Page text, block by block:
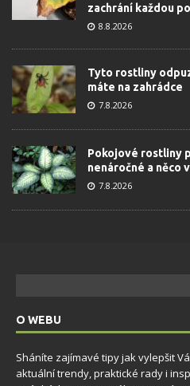
zachrání každou
8.8.2026
Tyto rostliny
máte na zahrádce
7.8.2026
Pokojové rostliny
nenáročné a něco
7.8.2026
O WEBU
Sháníte zajímavé tipy jak vylepšit
aktuální trendy, praktické rady i